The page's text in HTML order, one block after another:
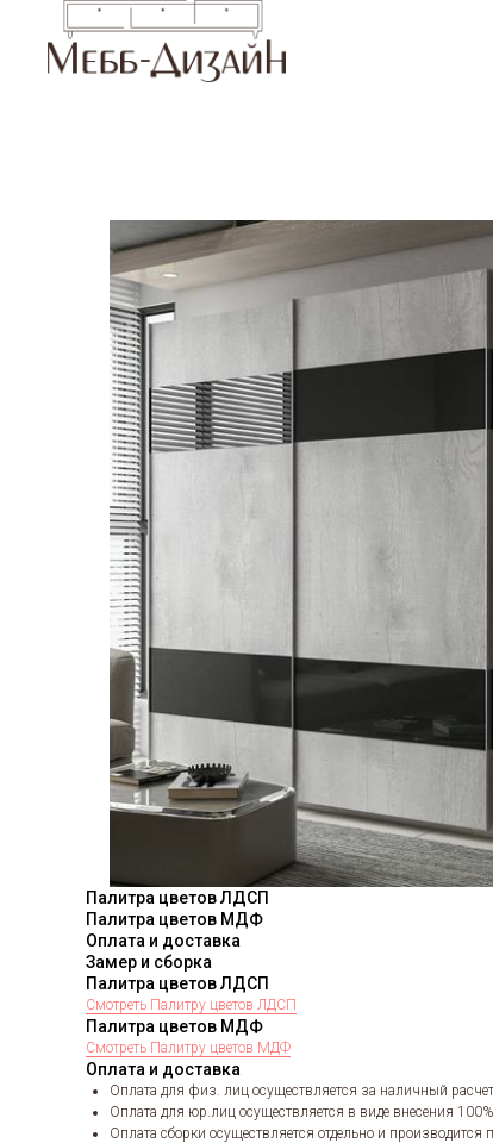
Палитра цветов ЛДСП
Палитра цветов МДФ
Оплата и доставка
Замер и сборка
Палитра цветов ЛДСП
Смотреть Палитру цветов ЛДСП
Палитра цветов МДФ
Смотреть Палитру цветов МДФ
Оплата и доставка
Оплата для физ. лиц осуществляется за наличный
Оплата для юр.лиц осуществляется в виде внесения
Оплата сборки осуществляется отдельно и производится